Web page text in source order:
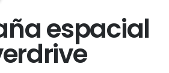
espacial